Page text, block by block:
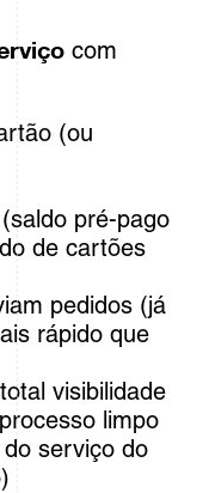
com
(ou
pré-pago
de cartões
pedidos (já
rápido que
visibilidade
limpo
serviço do